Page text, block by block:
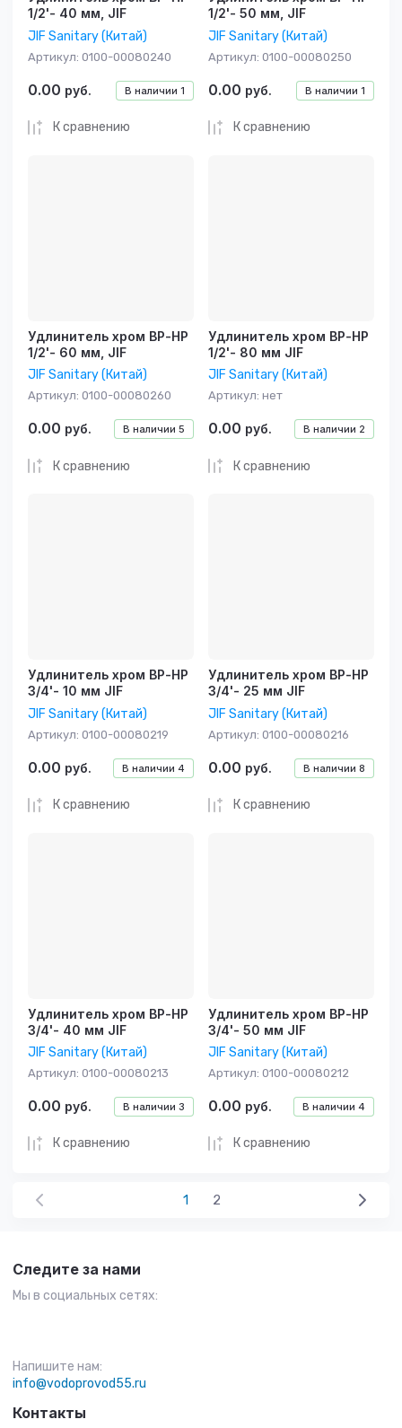
1/2'- 40 мм, JIF
JIF Sanitary (Китай)
Артикул: 0100-00080240
В наличии 1
0.00 руб.
К сравнению
1/2'- 50 мм, JIF
JIF Sanitary (Китай)
Артикул: 0100-00080250
В наличии 1
0.00 руб.
К сравнению
Удлинитель хром ВР-НР
1/2'- 60 мм, JIF
JIF Sanitary (Китай)
Артикул: 0100-00080260
В наличии 5
0.00 руб.
К сравнению
Удлинитель хром ВР-НР
1/2'- 80 мм JIF
JIF Sanitary (Китай)
Артикул: нет
В наличии 2
0.00 руб.
К сравнению
Удлинитель хром ВР-НР
3/4'- 10 мм JIF
JIF Sanitary (Китай)
Артикул: 0100-00080219
В наличии 4
0.00 руб.
К сравнению
Удлинитель хром ВР-НР
3/4'- 25 мм JIF
JIF Sanitary (Китай)
Артикул: 0100-00080216
В наличии 8
0.00 руб.
К сравнению
Удлинитель хром ВР-НР
3/4'- 40 мм JIF
JIF Sanitary (Китай)
Артикул: 0100-00080213
В наличии 3
0.00 руб.
К сравнению
Удлинитель хром ВР-НР
3/4'- 50 мм JIF
JIF Sanitary (Китай)
Артикул: 0100-00080212
В наличии 4
0.00 руб.
К сравнению
1 2
Следите за нами
Мы в социальных сетях:
Напишите нам:
info@vodoprovod55.ru
Контакты